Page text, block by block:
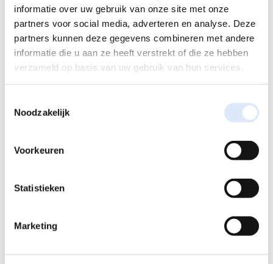
informatie over uw gebruik van onze site met onze
partners voor social media, adverteren en analyse. Deze
partners kunnen deze gegevens combineren met andere
informatie die u aan ze heeft verstrekt of die ze hebben
verzameld op basis van uw gebruik van hun services.
Noodzakelijk
Voorkeuren
Statistieken
Marketing
Je e-mailadres wordt niet gepubliceerd.
Vereiste velden